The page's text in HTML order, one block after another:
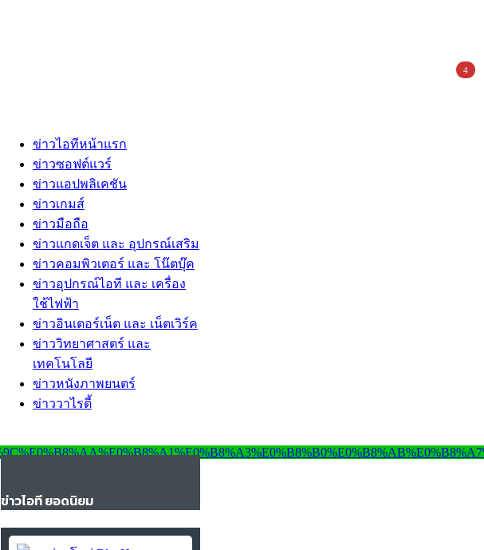
ข่าวไอทีหน้าแรก
ข่าวซอฟต์แวร์
ข่าวแอปพลิเคชัน
ข่าวเกมส์
ข่าวมือถือ
ข่าวแกดเจ็ต และ อุปกรณ์เสริม
ข่าวคอมพิวเตอร์ และ โน๊ตบุ๊ค
ข่าวอุปกรณ์ไอที และ เครื่อง
ใช้ไฟฟ้า
ข่าวอินเตอร์เน็ต และ เน็ตเวิร์ค
ข่าววิทยาศาสตร์ และ
เทคโนโลยี
ข่าวหนังภาพยนตร์
ข่าววาไรตี้
ข่าวไอที ยอดนิยม
4